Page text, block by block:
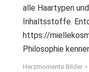
alle Haartypen
Inhaltsstoffe.
https://
Philosophie
Herzmomente Bilder